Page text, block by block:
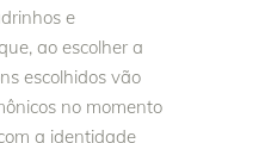
e
ao escolher a
escolhidos vão
no momento
a identidade